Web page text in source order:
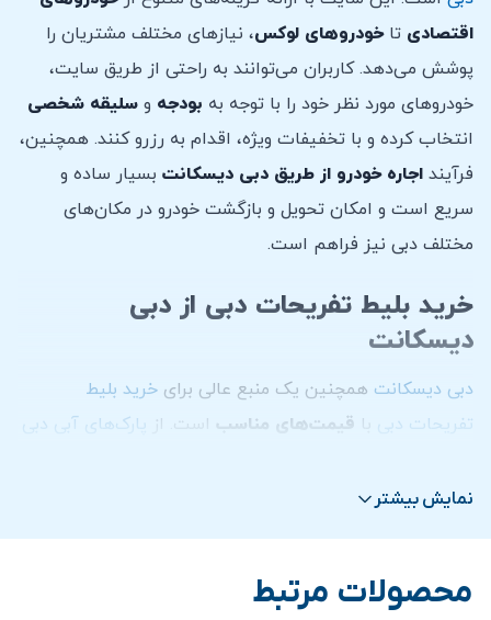
اقتصادی تاخودروهای لوکس، نیازهای مختلف مشتریان را
پوشش می‌دهد. کاربران می‌توانند به راحتی از طریق سایت،
خودروهای مورد نظر خود را با توجه به بودجه و سلیقه شخصی
انتخاب کرده و با تخفیفات ویژه، اقدام به رزرو کنند. همچنین،
فرآیند اجاره خودرو از طریق دبی دیسکانت بسیار ساده و
سریع است و امکان تحویل و بازگشت خودرو در مکان‌های
مختلف دبی نیز فراهم است.
خرید بلیط تفریحات دبی از دبی
دیسکانت
دبی دیسکانت همچنین یک منبع عالی برای خرید بلیط
تفریحات دبی با قیمت‌های مناسب است. از پارک‌های آبی دبی
بازدید از برج خلیفه
از تجربه‌ای بدون دغدغه و اقتصادی در دبی لذت ببرند.
نمایش بیشتر
محصولات مرتبط